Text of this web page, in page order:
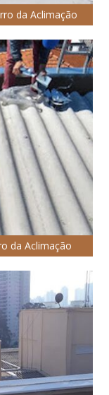
da Aclimação
da Aclimação